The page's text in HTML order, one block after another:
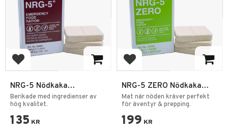
Lägg till i favoriter
NRG-5 Nödkaka
Nödranson 500g
Berikade med ingredienser av
hög kvalitet.
135 KR
Lägg till i favoriter
NRG-5 ZERO Nödkaka
Nödranson 500g Glutenfri
Mat när nöden kräver perfekt
för äventyr & prepping.
199 KR